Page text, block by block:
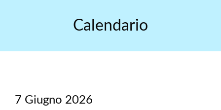
Calendario
7 Giugno 2026